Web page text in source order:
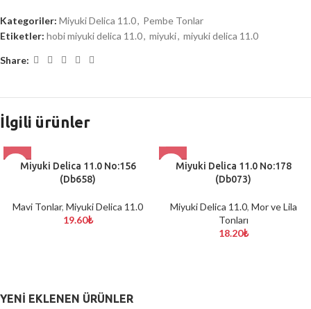
Kategoriler: Miyuki Delica 11.0, Pembe Tonlar
Etiketler: hobi miyuki delica 11.0, miyuki, miyuki delica 11.0
Share:
İlgili ürünler
Miyuki Delica 11.0 No:156
(Db658)
Mavi Tonlar, Miyuki Delica 11.0
19.60₺
Miyuki Delica 11.0 No:178
(Db073)
Miyuki Delica 11.0, Mor ve Lila
Tonları
18.20₺
YENI EKLENEN ÜRÜNLER